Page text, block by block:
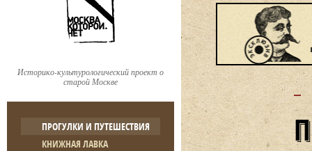
Историко-культурологический проект о
старой Москве
ПРОГУЛКИ И ПУТЕШЕСТВИЯ
КНИЖНАЯ ЛАВКА